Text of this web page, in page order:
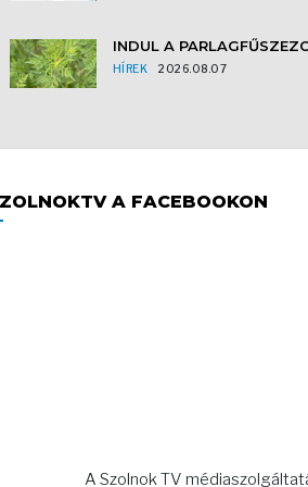
INDUL A
HÍREK 2026.08.07
A FACEBOOKON
A Szolnok TV